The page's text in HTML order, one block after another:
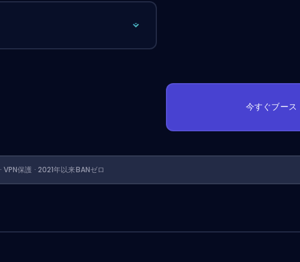
今すぐブース
· VPN保護 · 2021年以来BANゼロ